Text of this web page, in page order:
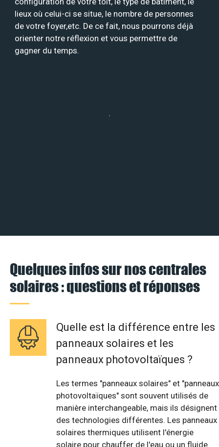
lieux où celui-ci se situe, le nombre de personnes
de votre foyer,etc. De ce fait, nous pourrons déjà
orienter notre réflexion et vous permettre de
gagner du temps.
Quelques infos sur nos centrales
solaires : questions et réponses
Quelle est la différence entre les
panneaux solaires et les
panneaux photovoltaïques ?
Les termes "panneaux solaires" et "panneaux
photovoltaïques" sont souvent utilisés de
manière interchangeable, mais ils désignent
des technologies différentes. Les panneaux
solaires thermiques utilisent l'énergie
solaire pour chauffer de l'eau ou un fluide